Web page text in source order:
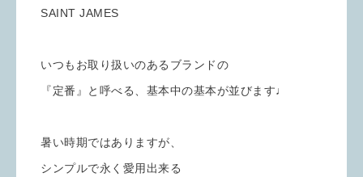
SAINT JAMES
いつもお取り扱いのあるブランドの
『定番』と呼べる、基本中の基本が並びます♩
暑い時期ではありますが、
シンプルで永く愛用出来る